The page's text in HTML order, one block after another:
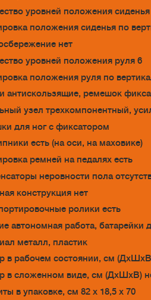
уровней положения сиденья
положения сиденья по
нет
уровней положения руля 6
положения руля по
антискользящие, ремешок
узел трехкомпонентный,
для ног с фиксатором
есть (на оси, на маховике)
ремней на педалях есть
неровности пола
конструкция нет
ролики есть
автономная работа, батарейки
металл, пластик
в рабочем состоянии, см
в сложенном виде, см (ДхШхВ)
в упаковке, см 82 x 18,5 x 70